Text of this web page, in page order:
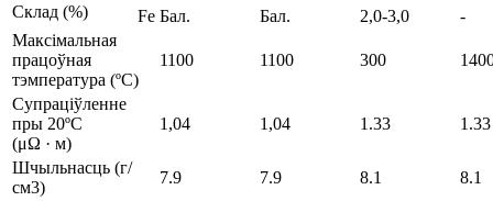
Склад (%)
Fe Бал. Бал. 2,0-3,0
-
Максімальная
працоўная
тэмпература (ºC)
1100 1100 300
Супраціўленне
пры 20ºC
(μΩ · м)
1,04 1,04 1.33 1.33
Шчыльнасць (г/
см3)
7.9 7.9 8.1
8.1